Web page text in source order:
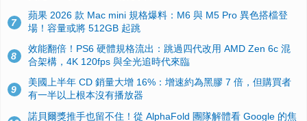
7
蘋果 2026 款 Mac mini 規格爆料：M6 與 M5 Pro 異色搭檔登
場！容量或將 512GB 起跳
8
效能翻倍！PS6 硬體規格流出：跳過四代改用 AMD Zen 6c 混
合架構，4K 120fps 與全光追時代來臨
9
美國上半年 CD 銷量大增 16%：增速約為黑膠 7 倍，但購買者
有一半以上根本沒有播放器
諾貝爾獎推手也留不住！從 AlphaFold 團隊解體看 Google 的焦